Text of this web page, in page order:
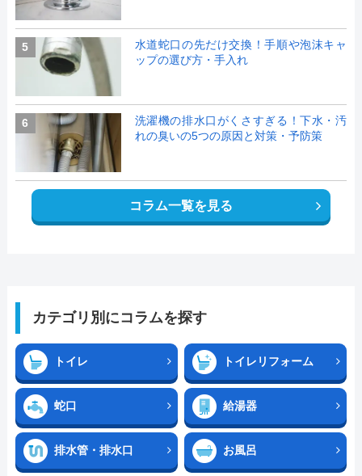
5
水道蛇口の先だけ交換！手順や泡沫キャ
ップの選び方・手入れ
6
洗濯機の排水口がくさすぎる！下水・汚
れの臭いの5つの原因と対策・予防策
コラム一覧を見る
カテゴリ別にコラムを探す
トイレ トイレリフォーム
蛇口 給湯器
排水管・排水口 お風呂